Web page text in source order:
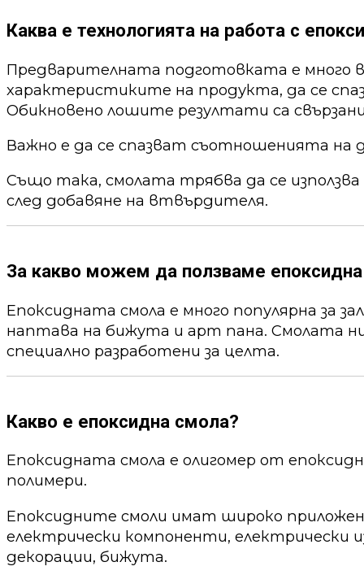
Каква е технологията на работа с
Предварителната подготовката е много
характеристиките на продукта, да се
Обикновено лошите резултати са
Важно е да се спазват съотношенията на
Също така, смолата трябва да се
след добавяне на втвърдителя.
За какво можем да ползваме
Епоксидната смола е много популярна за
наптава на бижута и арт пана. Смолата
специално разработени за целта.
Какво е епоксидна смола?
Епоксидната смола е олигомер от
полимери.
Епоксидните смоли имат широко
електрически компоненти, електрически
декорации, бижута.